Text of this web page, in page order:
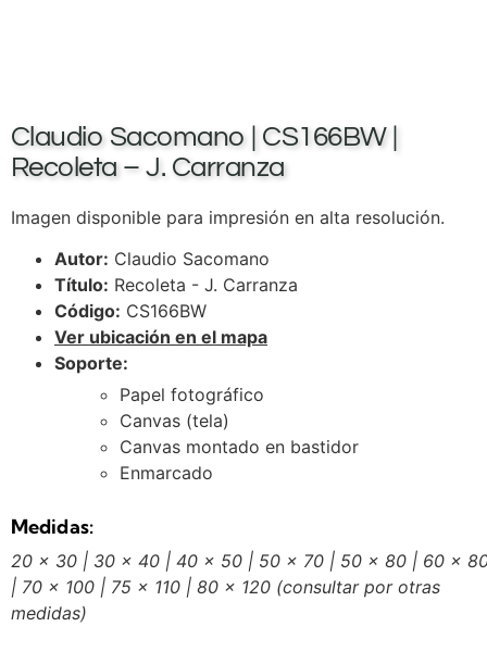
Claudio Sacomano | CS166BW |
Recoleta – J. Carranza
Imagen disponible para impresión en alta resolución.
Autor: Claudio Sacomano
Título: Recoleta - J. Carranza
Código: CS166BW
Ver ubicación en el mapa
Soporte:
Papel fotográfico
Canvas (tela)
Canvas montado en bastidor
Enmarcado
Medidas:
20 x 30 | 30 x 40 | 40 x 50 | 50 x 70 | 50 x 80 | 60 x
| 70 x 100 | 75 x 110 | 80 x 120 (consultar por otras
medidas)